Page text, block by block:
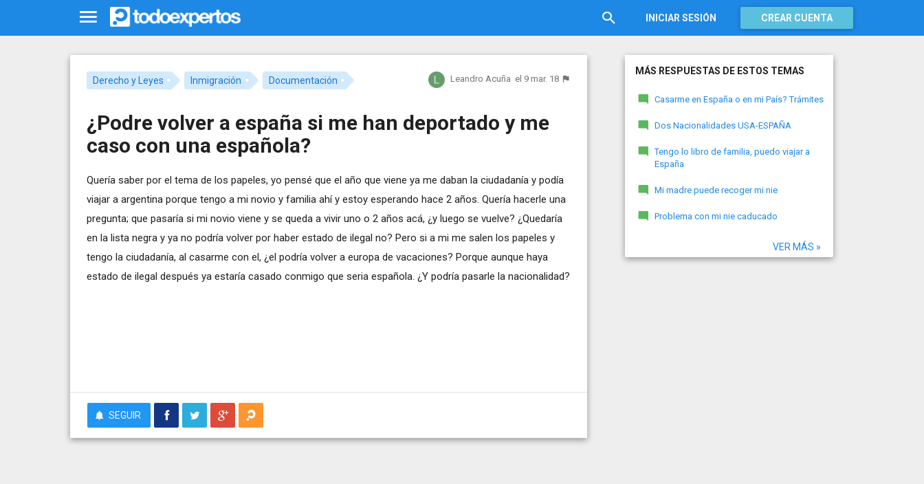
INICIAR SESIÓN CREAR CUENTA
Derecho y Leyes Inmigración Documentación Leandro Acuña el 9 mar. 18
¿Podre volver a españa si me han deportado y me
caso con una española?
Quería saber por el tema de los papeles, yo pensé que el año que viene ya me daban la ciudadanía y podía
viajar a argentina porque tengo a mi novio y familia ahí y estoy esperando hace 2 años. Quería hacerle una
pregunta; que pasaría si mi novio viene y se queda a vivir uno o 2 años acá, ¿y luego se vuelve? ¿Quedaría
en la lista negra y ya no podría volver por haber estado de ilegal no? Pero si a mi me salen los papeles y
tengo la ciudadanía, al casarme con el, ¿el podría volver a europa de vacaciones? Porque aunque haya
estado de ilegal después ya estaría casado conmigo que seria española. ¿Y podría pasarle la nacionalidad?
SEGUIR
MÁS RESPUESTAS DE ESTOS TEMAS
Casarme en España o en mi País? Trámites
Dos Nacionalidades USA-ESPAÑA
Tengo lo libro de familia, puedo viajar a
España
Mi madre puede recoger mi nie
Problema con mi nie caducado
VER MÁS »